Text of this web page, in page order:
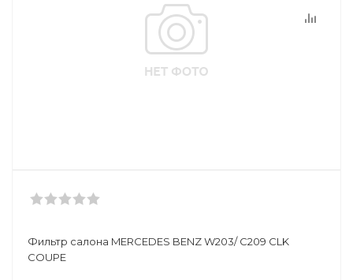
Фильтр салона MERCEDES BENZ W203/ C209 CLK
COUPE